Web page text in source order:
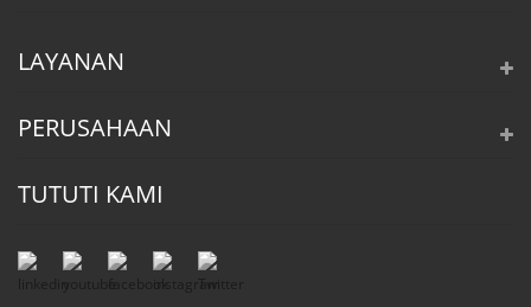
LAYANAN
PERUSAHAAN
TUTUTI KAMI